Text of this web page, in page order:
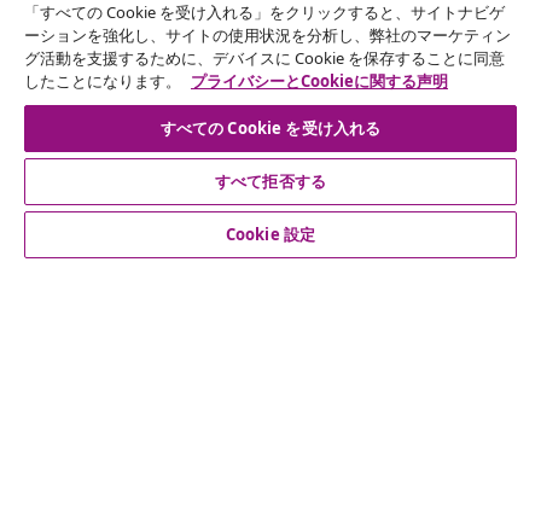
ニュースレターに登録する
70万人以上のユーザーと一緒に、vidaXLから毎週のお得
な情報や季節限定セール、新着情報を受け取りましょう。
公式SNSアカウント
「すべての Cookie を受け入れる」をクリックすると、サイトナビゲ
ーションを強化し、サイトの使用状況を分析し、弊社のマーケティン
グ活動を支援するために、デバイスに Cookie を保存することに同意
したことになります。
プライバシーとCookieに関する声明
すべての Cookie を受け入れる
すべて拒否する
Cookie 設定